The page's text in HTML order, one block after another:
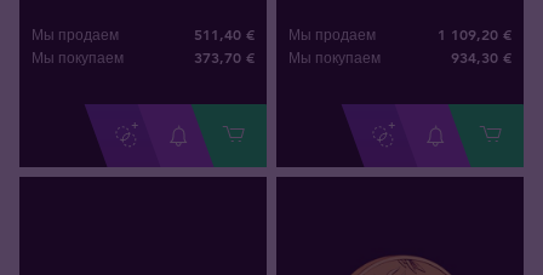
Мы продаем 511,40 €
Мы покупаем 373,70 €
Мы продаем 1 109,20 €
Мы покупаем 934,30 €